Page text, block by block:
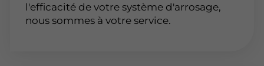
l'efficacité de votre système d'arrosage,
nous sommes à votre service.